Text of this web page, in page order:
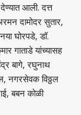
देण्यात आली. दत्त
दामोदर सुतार,
घोरपडे, डॉ.
गाताडे यांच्यासह
बागे, रघुनाथ
नगरसेवक विठ्ठल
बबन कोळी